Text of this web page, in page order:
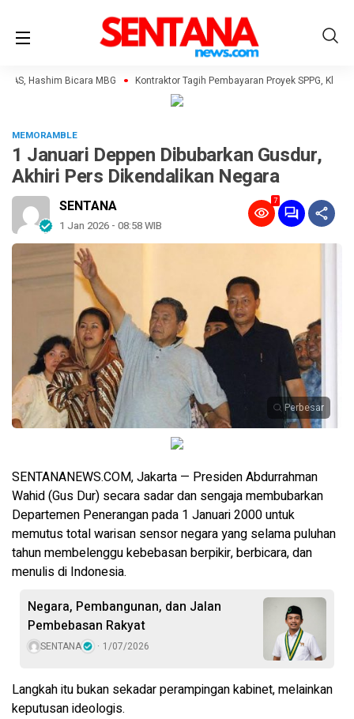
Hashim Bicara MBG Kontraktor Tagih Pembayaran Proyek SPPG, Klaim
MEMORAMBLE
1 Januari Deppen Dibubarkan Gusdur,
Akhiri Pers Dikendalikan Negara
SENTANA
1 Jan 2026 - 08:58 WIB
7
Perbesar
SENTANANEWS.COM, Jakarta — Presiden Abdurrahman
Wahid (Gus Dur) secara sadar dan sengaja membubarkan
Departemen Penerangan pada 1 Januari 2000 untuk
memutus total warisan sensor negara yang selama puluhan
tahun membelenggu kebebasan berpikir, berbicara, dan
menulis di Indonesia.
Negara, Pembangunan, dan Jalan
Pembebasan Rakyat
SENTANA 1/07/2026
Langkah itu bukan sekadar perampingan kabinet, melainkan
keputusan ideologis.